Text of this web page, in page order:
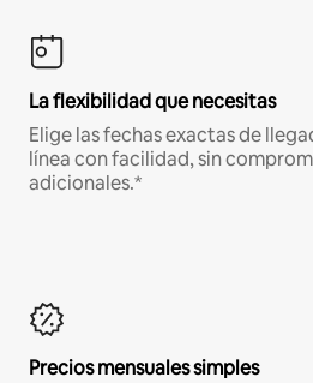
La flexibilidad que necesitas
Elige las fechas exactas de
línea con facilidad, sin
adicionales.*
Precios mensuales simples